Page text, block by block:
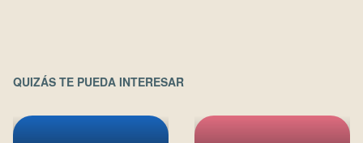
QUIZÁS TE PUEDA INTERESAR